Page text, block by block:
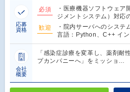
応募
資格
必須
・医療機器ソフトウェア
ジメントシステム）対応
歓迎
・院内サーバへのシステ
言語：Python、C++ イン
会社
概要
「感染症診療を変革し、薬剤耐
プカンパニーへ」をミッショ…